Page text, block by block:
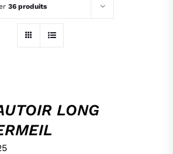
36 produits
LONG